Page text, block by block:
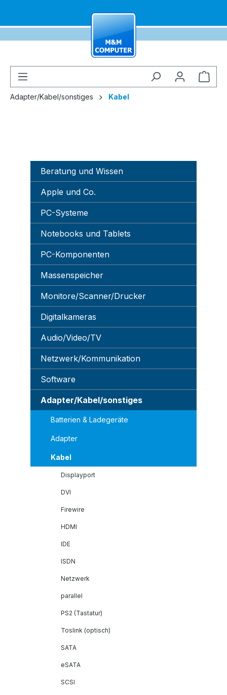
Adapter/Kabel/sonstiges Kabel
Beratung und Wissen
Apple und Co.
PC-Systeme
Notebooks und Tablets
PC-Komponenten
Massenspeicher
Monitore/Scanner/Drucker
Digitalkameras
Audio/Video/TV
Netzwerk/Kommunikation
Software
Adapter/Kabel/sonstiges
Batterien & Ladegeräte
Adapter
Kabel
Displayport
DVI
Firewire
HDMI
IDE
ISDN
Netzwerk
parallel
PS2 (Tastatur)
Toslink (optisch)
SATA
eSATA
SCSI